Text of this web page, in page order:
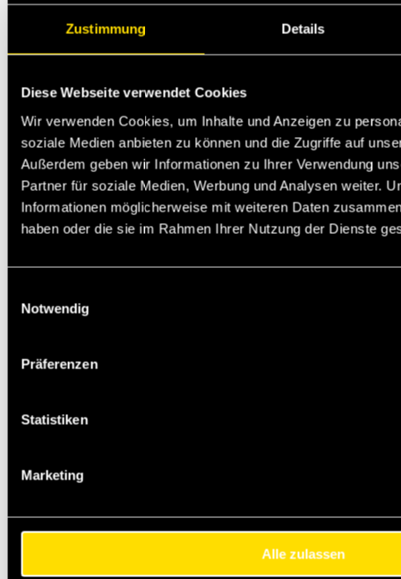
Zustimmung Details
Diese Webseite verwendet Cookies
Wir verwenden Cookies, um Inhalte und Anzeigen zu
soziale Medien anbieten zu können und die Zugriffe auf
Außerdem geben wir Informationen zu Ihrer Verwendung
Partner für soziale Medien, Werbung und Analysen weiter.
Informationen möglicherweise mit weiteren Daten
haben oder die sie im Rahmen Ihrer Nutzung der Dienste
Notwendig
Präferenzen
Statistiken
Marketing
Alle zulassen